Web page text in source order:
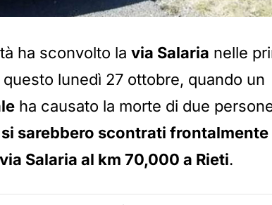
ha sconvolto la via Salaria nelle
lunedì 27 ottobre, quando un
ha causato la morte di due
sarebbero scontrati frontalmente
Salaria al km 70,000 a Rieti.